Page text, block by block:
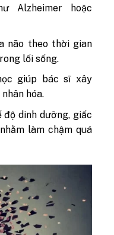
Alzheimer hoặc
não theo thời gian
lối sống.
giúp bác sĩ xây
hóa.
dinh dưỡng, giấc
làm chậm quá